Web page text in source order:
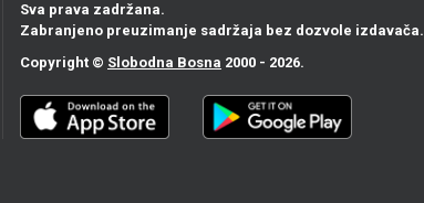
Sva prava zadržana.
Zabranjeno preuzimanje sadržaja bez dozvole izdavača.
Copyright © Slobodna Bosna 2000 - 2026.